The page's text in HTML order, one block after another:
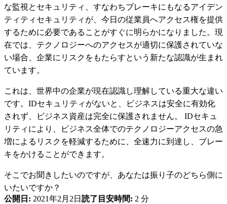
な監視とセキュリティ、すなわちブレーキにもなるアイデン
ティティセキュリティが、今日の従業員へアクセス権を提供
するために必要であることがすぐに明らかになりました。現
在では、テクノロジーへのアクセスが適切に保護されていな
い場合、企業にリスクをもたらすという新たな認識が生まれ
ています。
これは、世界中の企業が現在認識し理解している重大な違い
です。IDセキュリティがないと、ビジネスは安全に有効化
されず、ビジネス資産は完全に保護されません。 IDセキュ
リティにより、ビジネス全体でのテクノロジーアクセスの急
増によるリスクを軽減するために、全速力に到達し、ブレー
キをかけることができます。
そこでお聞きしたいのですが、あなたは振り子のどちら側に
いたいですか？
公開日: 2021年2月2日 読了目安時間: 2 分